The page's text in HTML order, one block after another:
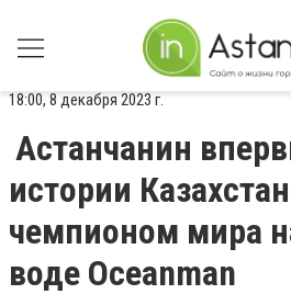
18:00, 8 декабря 2023 г.
Астанчанин
истории
чемпионом мира
воде Oceanman